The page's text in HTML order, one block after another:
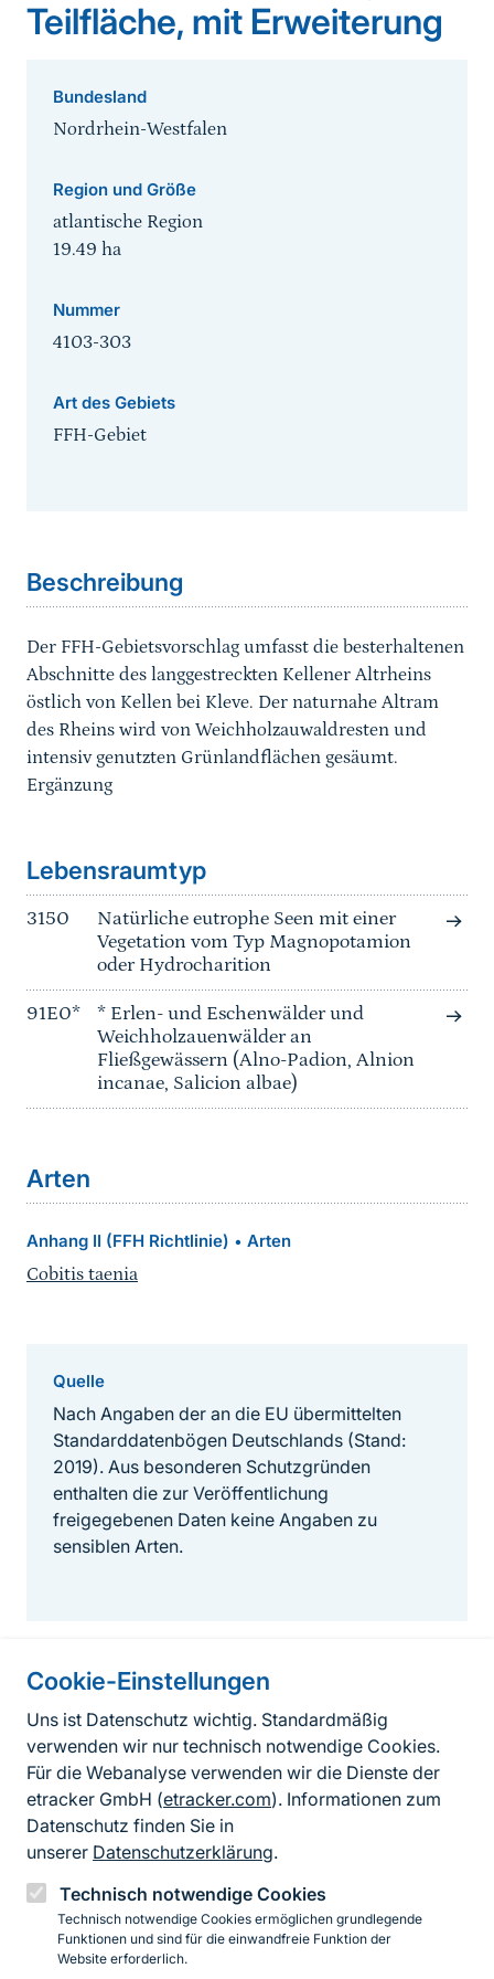
Cookie-Einstellungen
Uns ist Datenschutz wichtig. Standardmäßig
verwenden wir nur technisch notwendige Cookies.
Für die Webanalyse verwenden wir die Dienste der
etracker GmbH (etracker.com). Informationen zum
Datenschutz finden Sie in
unserer Datenschutzerklärung.
Technisch notwendige Cookies
Technisch notwendige Cookies ermöglichen grundlegende
Funktionen und sind für die einwandfreie Funktion der
Website erforderlich.
Teilfläche, mit Erweiterung
Bundesland
Nordrhein-Westfalen
Region und Größe
atlantische Region
19.49 ha
Nummer
4103-303
Art des Gebiets
FFH-Gebiet
Beschreibung
Der FFH-Gebietsvorschlag umfasst die besterhaltenen
Abschnitte des langgestreckten Kellener Altrheins
östlich von Kellen bei Kleve. Der naturnahe Altram
des Rheins wird von Weichholzauwaldresten und
intensiv genutzten Grünlandflächen gesäumt.
Ergänzung
Lebensraumtyp
3150
Natürliche eutrophe Seen mit einer
Vegetation vom Typ Magnopotamion
oder Hydrocharition
91E0*
* Erlen- und Eschenwälder und
Weichholzauenwälder an
Fließgewässern (Alno-Padion, Alnion
incanae, Salicion albae)
Arten
Anhang II (FFH Richtlinie) • Arten
Cobitis taenia
Quelle
Nach Angaben der an die EU übermittelten
Standarddatenbögen Deutschlands (Stand:
2019). Aus besonderen Schutzgründen
enthalten die zur Veröffentlichung
freigegebenen Daten keine Angaben zu
sensiblen Arten.
Informationen zur Seite
FußzeileKontakt zum BfN
Kontaktformular
Erklärung zur Barrierefreiheit
Impressum
Datenschutz